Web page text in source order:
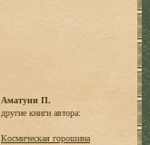
Аматуни П.
другие книги автора:
Космическая горошина